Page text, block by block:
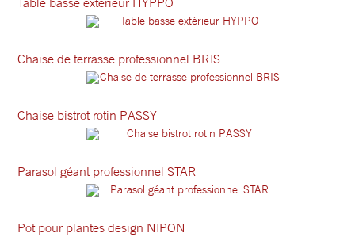
Chaise de terrasse professionnel BRIS
Chaise bistrot rotin PASSY
Parasol géant professionnel STAR
Pot pour plantes design NIPON